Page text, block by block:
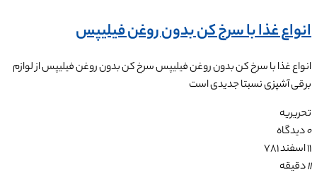
انواع غذا با سرخ کن بدون روغن فیلیپس
انواع غذا با سرخ کن بدون روغن فیلیپس سرخ کن بدون روغن فیلیپس از لوازم
برقی آشپزی نسبتا جدیدی است
تحریریه
0دیدگاه
۱۱ اسفند ۷۸۱
11دقیقه